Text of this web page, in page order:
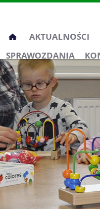
Przeskocz
do
treści
AKTUALNOŚCI
SPRAWOZDANIA